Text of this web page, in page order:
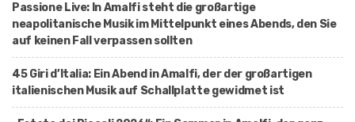
Passione Live: In Amalfi steht die großartige
neapolitanische Musik im Mittelpunkt eines Abends, den Sie
auf keinen Fall verpassen sollten
45 Giri d’Italia: Ein Abend in Amalfi, der der großartigen
italienischen Musik auf Schallplatte gewidmet ist